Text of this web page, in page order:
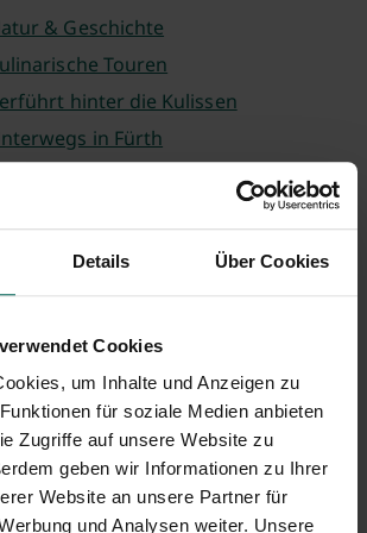
Details Über Cookies
Cookies
um Inhalte und Anzeigen zu
für soziale Medien anbieten
Zugriffe auf unsere Website zu
geben wir Informationen zu Ihrer
Website an unsere Partner für
und Analysen weiter. Unsere
& Geschichte
Touren
hinter die Kulissen
in Fürth
Fürth für Familien
Fürth
ist Gustav
buchbare Führungen